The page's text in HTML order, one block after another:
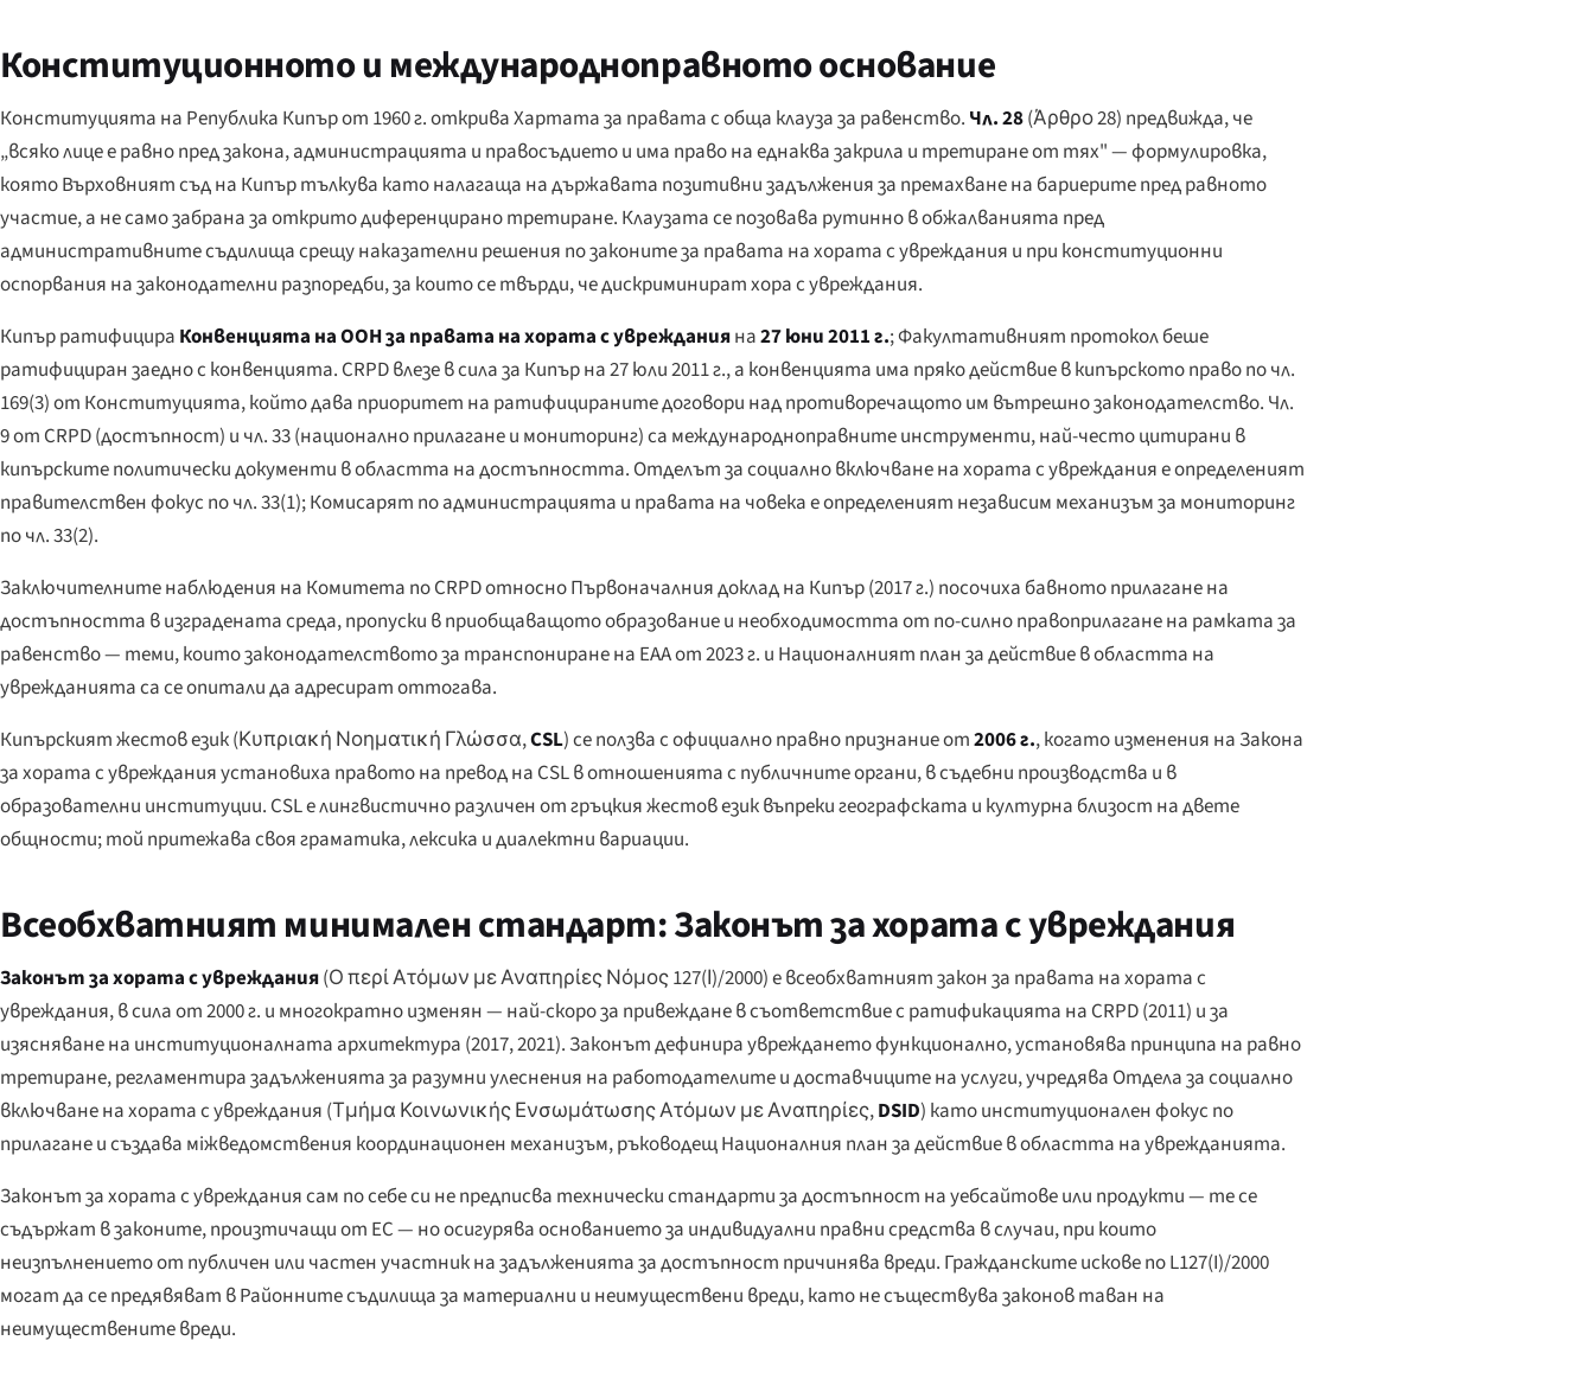
Конституционното и международноправното основание
Конституцията на Република Кипър от 1960 г. открива Хартата за правата с обща клауза за равенство. Чл. 28(Άρθρο 28) предвижда, че
„всяко лице е равно пред закона, администрацията и правосъдието и има право на еднаква закрила и третиране от тях" — формулировка,
която Върховният съд на Кипър тълкува като налагаща на държавата позитивни задължения за премахване на бариерите пред равното
участие, а не само забрана за открито диференцирано третиране. Клаузата се позовава рутинно в обжалванията пред
административните съдилища срещу наказателни решения по законите за правата на хората с увреждания и при конституционни
оспорвания на законодателни разпоредби, за които се твърди, че дискриминират хора с увреждания.
Кипър ратифицира Конвенцията на ООН за правата на хората с уврежданияна27 юни 2011 г.; Факултативният протокол беше
ратифициран заедно с конвенцията. CRPD влезе в сила за Кипър на 27 юли 2011 г., а конвенцията има пряко действие в кипърското право по чл.
169(3) от Конституцията, който дава приоритет на ратифицираните договори над противоречащото им вътрешно законодателство. Чл.
9 от CRPD (достъпност) и чл. 33 (национално прилагане и мониторинг) са международноправните инструменти, най-често цитирани в
кипърските политически документи в областта на достъпността. Отделът за социално включване на хората с увреждания е определеният
правителствен фокус по чл. 33(1); Комисарят по администрацията и правата на човека е определеният независим механизъм за мониторинг
по чл. 33(2).
Заключителните наблюдения на Комитета по CRPD относно Първоначалния доклад на Кипър (2017 г.) посочиха бавното прилагане на
достъпността в изградената среда, пропуски в приобщаващото образование и необходимостта от по-силно правоприлагане на рамката за
равенство — теми, които законодателството за транспониране на EAA от 2023 г. и Националният план за действие в областта на
уврежданията са се опитали да адресират оттогава.
Кипърският жестов език (Κυπριακή Νοηματική Γλώσσα,CSL) се ползва с официално правно признание от2006 г., когато изменения на Закона
за хората с увреждания установиха правото на превод на CSL в отношенията с публичните органи, в съдебни производства и в
образователни институции. CSL е лингвистично различен от гръцкия жестов език въпреки географската и културна близост на двете
общности; той притежава своя граматика, лексика и диалектни вариации.
Всеобхватният минимален стандарт: Законът за хората с увреждания
Законът за хората с увреждания(Ο περί Ατόμων με Αναπηρίες Νόμος 127(Ι)/2000) е всеобхватният закон за правата на хората с
увреждания, в сила от 2000 г. и многократно изменян — най-скоро за привеждане в съответствие с ратификацията на CRPD (2011) и за
изясняване на институционалната архитектура (2017, 2021). Законът дефинира увреждането функционално, установява принципа на равно
третиране, регламентира задълженията за разумни улеснения на работодателите и доставчиците на услуги, учредява Отдела за социално
включване на хората с увреждания (Τμήμα Κοινωνικής Ενσωμάτωσης Ατόμων με Αναπηρίες,DSID) като институционален фокус по
прилагане и създава міжведомствения координационен механизъм, ръководещ Националния план за действие в областта на уврежданията.
Законът за хората с увреждания сам по себе си не предписва технически стандарти за достъпност на уебсайтове или продукти — те се
съдържат в законите, произтичащи от ЕС — но осигурява основанието за индивидуални правни средства в случаи, при които
неизпълнението от публичен или частен участник на задълженията за достъпност причинява вреди. Гражданските искове по L127(I)/2000
могат да се предявяват в Районните съдилища за материални и неимуществени вреди, като не съществува законов таван на
неимуществените вреди.